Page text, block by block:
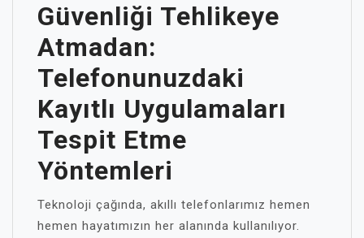
Güvenliği Tehlikeye
Atmadan:
Telefonunuzdaki
Kayıtlı Uygulamaları
Tespit Etme
Yöntemleri
Teknoloji çağında, akıllı telefonlarımız hemen
hemen hayatımızın her alanında kullanılıyor.